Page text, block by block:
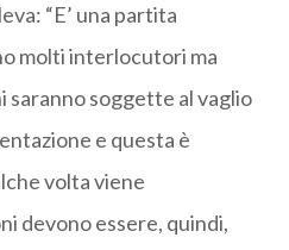
“E’ una partita
molti interlocutori ma
saranno soggette al vaglio
e questa è
volta viene
devono essere, quindi,